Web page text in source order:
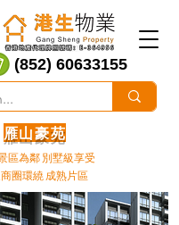
(852) 60633155
雁山豪苑
區為鄰 別墅級享受
圈環繞 成熟片區